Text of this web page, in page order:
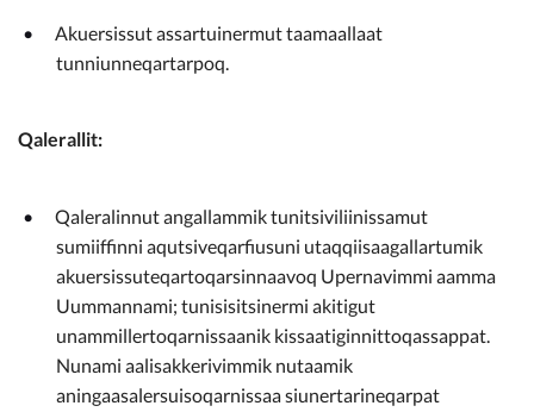
Akuersissut assartuinermut taamaallaat
tunniunneqartarpoq.
Qalerallit:
Qaleralinnut angallammik tunitsiviliinissamut
sumiiffinni aqutsiveqarfiusuni utaqqiisaagallartumik
akuersissuteqartoqarsinnaavoq Upernavimmi aamma
Uummannami; tunisisitsinermi akitigut
unammillertoqarnissaanik kissaatiginnittoqassappat.
Nunami aalisakkerivimmik nutaamik
aningaasalersuisoqarnissaa siunertarineqarpat